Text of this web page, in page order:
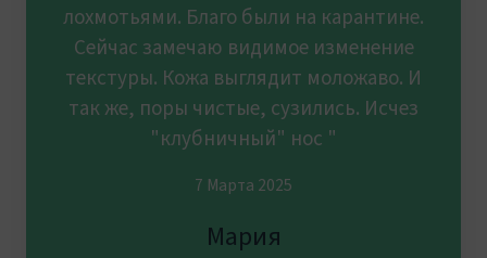
лохмотьями. Благо были на карантине.
Сейчас замечаю видимое изменение
текстуры. Кожа выглядит моложаво. И
так же, поры чистые, сузились. Исчез
"клубничный" нос "
7 Марта 2025
Мария